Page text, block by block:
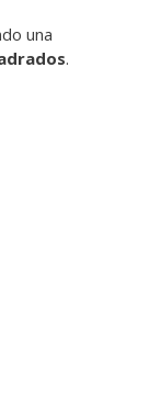
una
.